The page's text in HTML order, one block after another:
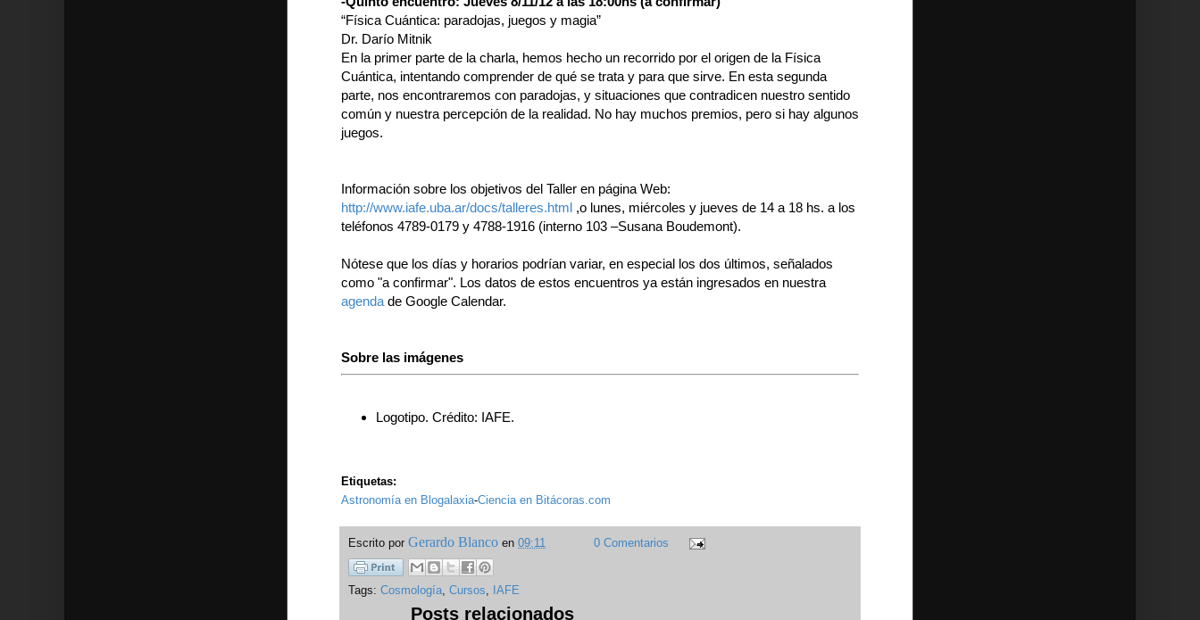
“Física Cuántica: paradojas, juegos y magia”
Dr. Darío Mitnik
En la primer parte de la charla, hemos hecho un recorrido por el origen de la Física
Cuántica, intentando comprender de qué se trata y para que sirve. En esta segunda
parte, nos encontraremos con paradojas, y situaciones que contradicen nuestro sentido
común y nuestra percepción de la realidad. No hay muchos premios, pero si hay algunos
juegos.
Información sobre los objetivos del Taller en página Web:
http://www.iafe.uba.ar/docs/talleres.html ,o lunes, miércoles y jueves de 14 a 18 hs. a los
teléfonos 4789-0179 y 4788-1916 (interno 103 –Susana Boudemont).
Nótese que los días y horarios podrían variar, en especial los dos últimos, señalados
como "a confirmar". Los datos de estos encuentros ya están ingresados en nuestra
agenda de Google Calendar.
Sobre las imágenes
Logotipo. Crédito: IAFE.
Etiquetas:
Astronomía en Blogalaxia-Ciencia en Bitácoras.com
Escrito por Gerardo Blanco en 09:11 0 Comentarios
Tags: Cosmología, Cursos, IAFE
Posts relacionados